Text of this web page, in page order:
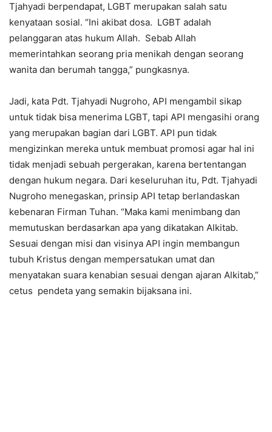
Tjahyadi berpendapat, LGBT merupakan salah satu
kenyataan sosial. “Ini akibat dosa. LGBT adalah
pelanggaran atas hukum Allah. Sebab Allah
memerintahkan seorang pria menikah dengan seorang
wanita dan berumah tangga,” pungkasnya.
Jadi, kata Pdt. Tjahyadi Nugroho, API mengambil sikap
untuk tidak bisa menerima LGBT, tapi API mengasihi orang
yang merupakan bagian dari LGBT. API pun tidak
mengizinkan mereka untuk membuat promosi agar hal ini
tidak menjadi sebuah pergerakan, karena bertentangan
dengan hukum negara. Dari keseluruhan itu, Pdt. Tjahyadi
Nugroho menegaskan, prinsip API tetap berlandaskan
kebenaran Firman Tuhan. “Maka kami menimbang dan
memutuskan berdasarkan apa yang dikatakan Alkitab.
Sesuai dengan misi dan visinya API ingin membangun
tubuh Kristus dengan mempersatukan umat dan
menyatakan suara kenabian sesuai dengan ajaran Alkitab,”
cetus pendeta yang semakin bijaksana ini.